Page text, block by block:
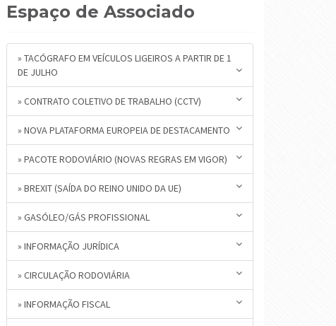
Espaço de Associado
» TACÓGRAFO EM VEÍCULOS LIGEIROS A PARTIR DE 1
DE JULHO
» CONTRATO COLETIVO DE TRABALHO (CCTV)
» NOVA PLATAFORMA EUROPEIA DE DESTACAMENTO
» PACOTE RODOVIÁRIO (NOVAS REGRAS EM VIGOR)
» BREXIT (SAÍDA DO REINO UNIDO DA UE)
» GASÓLEO/GÁS PROFISSIONAL
» INFORMAÇÃO JURÍDICA
» CIRCULAÇÃO RODOVIÁRIA
» INFORMAÇÃO FISCAL